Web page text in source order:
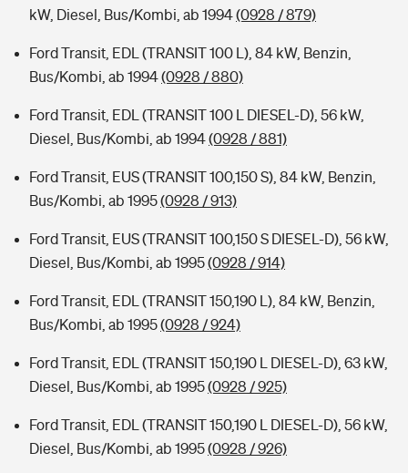
kW, Diesel, Bus/Kombi, ab 1994(0928 / 879)
Ford Transit, EDL (TRANSIT 100 L), 84 kW, Benzin,
Bus/Kombi, ab 1994(0928 / 880)
Ford Transit, EDL (TRANSIT 100 L DIESEL-D), 56 kW,
Diesel, Bus/Kombi, ab 1994(0928 / 881)
Ford Transit, EUS (TRANSIT 100,150 S), 84 kW, Benzin,
Bus/Kombi, ab 1995(0928 / 913)
Ford Transit, EUS (TRANSIT 100,150 S DIESEL-D), 56 kW,
Diesel, Bus/Kombi, ab 1995(0928 / 914)
Ford Transit, EDL (TRANSIT 150,190 L), 84 kW, Benzin,
Bus/Kombi, ab 1995(0928 / 924)
Ford Transit, EDL (TRANSIT 150,190 L DIESEL-D), 63 kW,
Diesel, Bus/Kombi, ab 1995(0928 / 925)
Ford Transit, EDL (TRANSIT 150,190 L DIESEL-D), 56 kW,
Diesel, Bus/Kombi, ab 1995(0928 / 926)